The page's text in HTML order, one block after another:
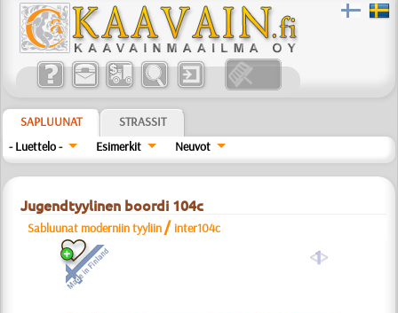
SAPLUUNAT
STRASSIT
- Luettelo -
Esimerkit Neuvot
Jugendtyylinen boordi 104c
Sabluunat moderniin tyyliin / inter104c
a